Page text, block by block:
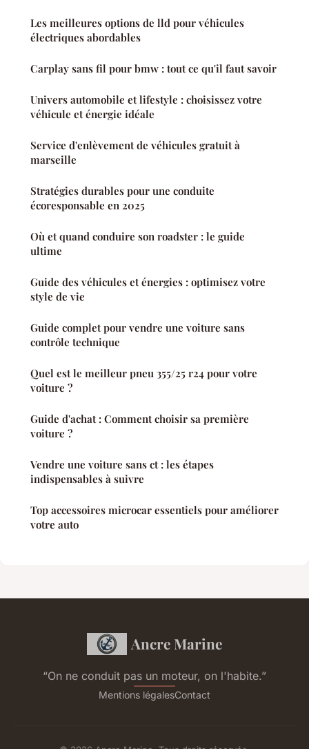
Les meilleures options de lld pour véhicules
électriques abordables
Carplay sans fil pour bmw : tout ce qu'il faut savoir
Univers automobile et lifestyle : choisissez votre
véhicule et énergie idéale
Service d'enlèvement de véhicules gratuit à
marseille
Stratégies durables pour une conduite
écoresponsable en 2025
Où et quand conduire son roadster : le guide
ultime
Guide des véhicules et énergies : optimisez votre
style de vie
Guide complet pour vendre une voiture sans
contrôle technique
Quel est le meilleur pneu 355/25 r24 pour votre
voiture ?
Guide d'achat : Comment choisir sa première
voiture ?
Vendre une voiture sans ct : les étapes
indispensables à suivre
Top accessoires microcar essentiels pour améliorer
votre auto
Ancre Marine
“On ne conduit pas un moteur, on l'habite.”
Mentions légalesContact